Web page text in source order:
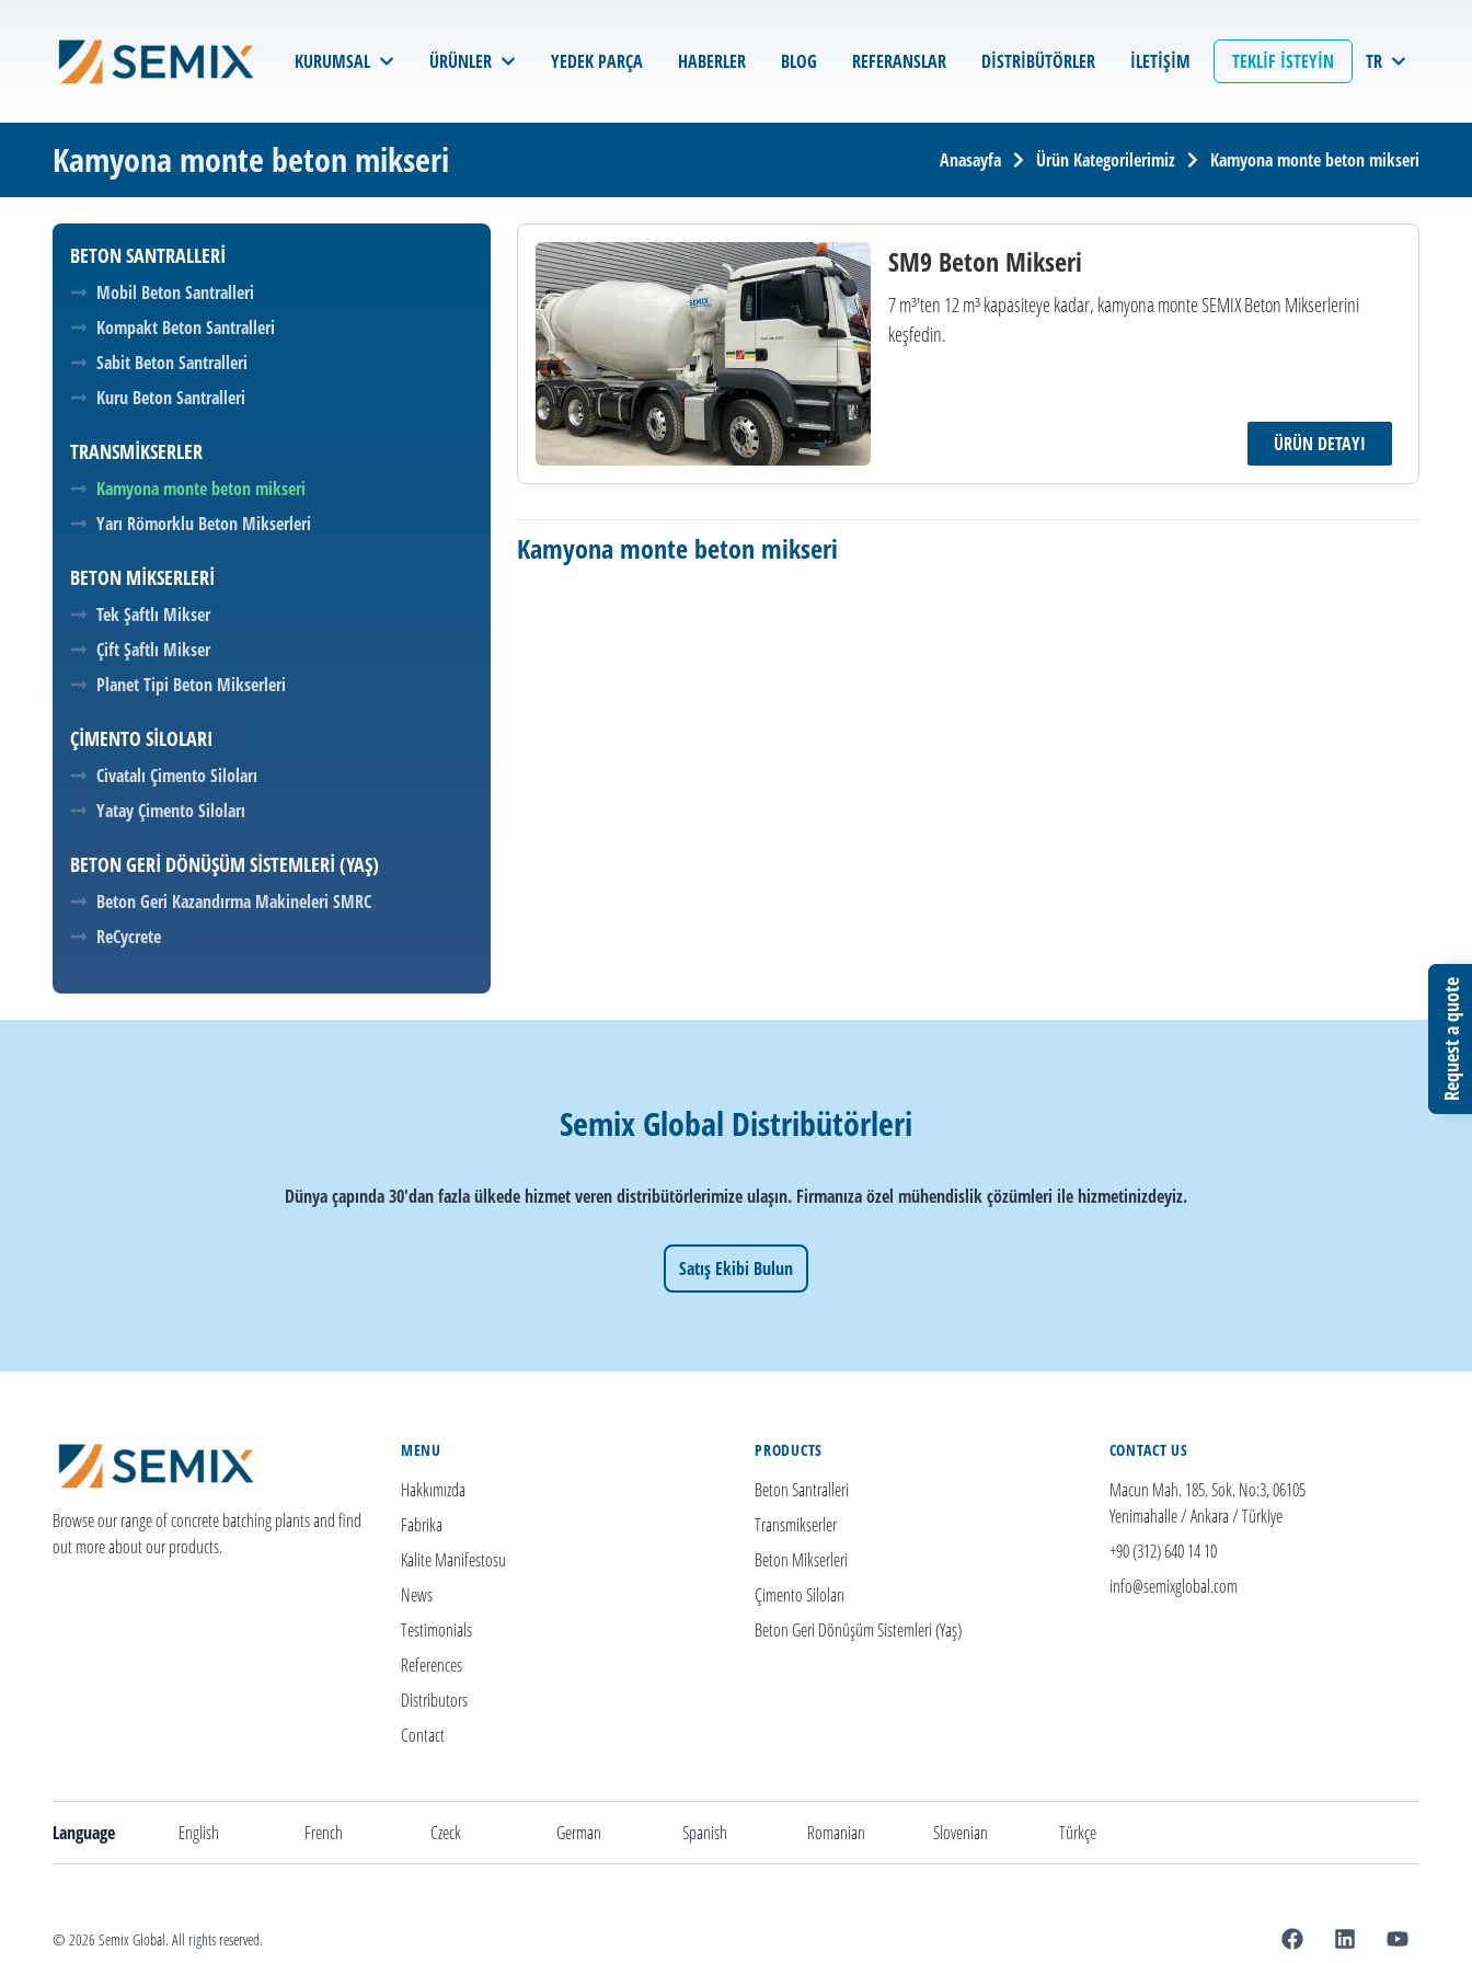
Request a quote
KURUMSAL ÜRÜNLER YEDEK PARÇA HABERLER BLOG REFERANSLAR DISTRIBÜTÖRLER İLETIŞIM TEKLIF İSTEYIN
Request a quote
TR
Kamyona monte beton mikseri Anasayfa Ürün Kategorilerimiz Kamyona monte beton mikseri
BETON SANTRALLERI
Mobil Beton Santralleri
Kompakt Beton Santralleri
Sabit Beton Santralleri
Kuru Beton Santralleri
TRANSMIKSERLER
Kamyona monte beton mikseri
Yarı Römorklu Beton Mikserleri
BETON MIKSERLERI
Tek Şaftlı Mikser
Çift Şaftlı Mikser
Planet Tipi Beton Mikserleri
ÇIMENTO SILOLARI
Civatalı Çimento Siloları
Yatay Çimento Siloları
BETON GERI DÖNÜŞÜM SISTEMLERI (YAŞ)
Beton Geri Kazandırma Makineleri SMRC
ReCycrete
SM9 Beton Mikseri
7 m³'ten 12 m³ kapasiteye kadar, kamyona monte SEMIX Beton Mikserlerini
keşfedin.
ÜRÜN DETAYI
Kamyona monte beton mikseri
Semix Global Distribütörleri
Dünya çapında 30'dan fazla ülkede hizmet veren distribütörlerimize ulaşın. Firmanıza özel mühendislik çözümleri ile hizmetinizdeyiz.
Satış Ekibi Bulun
Browse our range of concrete batching plants and find
out more about our products.
MENU
Hakkımızda
Fabrika
Kalite Manifestosu
News
Testimonials
References
Distributors
Contact
PRODUCTS
Beton Santralleri
Transmikserler
Beton Mikserleri
Çimento Siloları
Beton Geri Dönüşüm Sistemleri (Yaş)
CONTACT US
Macun Mah. 185. Sok. No:3, 06105
Yenimahalle / Ankara / Türkiye
+90 (312) 640 14 10
info@semixglobal.com
Language English French Czeck German Spanish Romanian Slovenian Türkçe
© 2026 Semix Global. All rights reserved.